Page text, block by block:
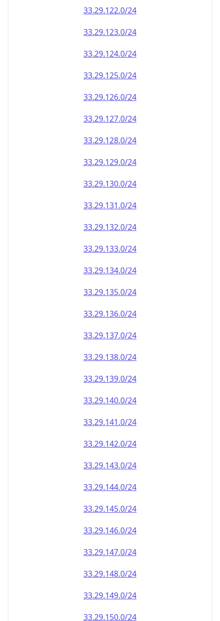
33.29.122.0/24
33.29.123.0/24
33.29.124.0/24
33.29.125.0/24
33.29.126.0/24
33.29.127.0/24
33.29.128.0/24
33.29.129.0/24
33.29.130.0/24
33.29.131.0/24
33.29.132.0/24
33.29.133.0/24
33.29.134.0/24
33.29.135.0/24
33.29.136.0/24
33.29.137.0/24
33.29.138.0/24
33.29.139.0/24
33.29.140.0/24
33.29.141.0/24
33.29.142.0/24
33.29.143.0/24
33.29.144.0/24
33.29.145.0/24
33.29.146.0/24
33.29.147.0/24
33.29.148.0/24
33.29.149.0/24
33.29.150.0/24